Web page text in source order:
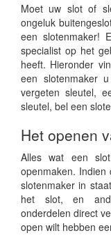
Moet uw slot of
ongeluk
een slotenmaker!
specialist op het
heeft. Hieronder
een slotenmaker
vergeten sleutel,
sleutel, bel een
Het openen
Alles wat een
openmaken. Indien
slotenmaker in
het slot, en
onderdelen direct
open wilt hebben